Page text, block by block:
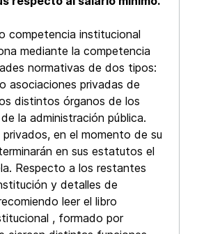
competencia institucional
mediante la competencia
normativas de dos tipos:
asociaciones privadas de
distintos órganos de los
la administración pública.
privados, en el momento de su
en sus estatutos el
Respecto a los restantes
y detalles de
leer el libro
, formado por